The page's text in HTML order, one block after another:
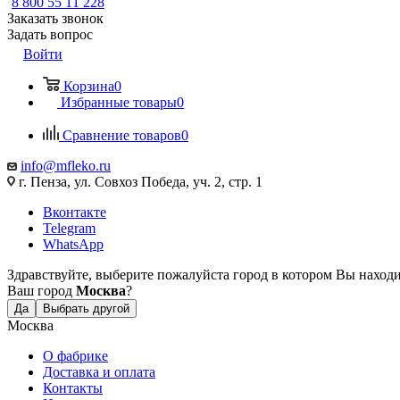
Заказать звонок
Задать вопрос
Войти
Корзина0
Избранные товары0
Сравнение товаров0
info@mfleko.ru
г. Пенза, ул. Совхоз Победа, уч. 2, стр. 1
Вконтакте
Telegram
WhatsApp
Здравствуйте, выберите пожалуйста город в котором Вы
Ваш город Москва?
Да Выбрать другой
Москва
О фабрике
Доставка и оплата
Контакты